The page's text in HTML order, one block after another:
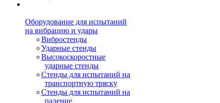
Оборудование для испытаний
на вибрацию и удары
Вибростенды
Ударные стенды
Высокоскоростные
ударные стенды
Стенды для испытаний на
транспортную тряску
Стенды для испытаний на
падение